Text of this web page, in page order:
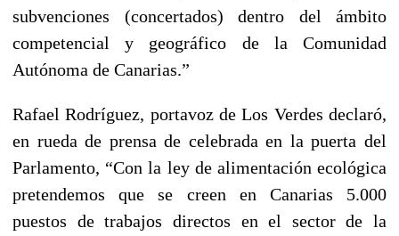
subvenciones (concertados) dentro del ámbito
competencial y geográfico de la Comunidad
Autónoma de Canarias.”
Rafael Rodríguez, portavoz de Los Verdes declaró,
en rueda de prensa de celebrada en la puerta del
Parlamento, “Con la ley de alimentación ecológica
pretendemos que se creen en Canarias 5.000
puestos de trabajos directos en el sector de la